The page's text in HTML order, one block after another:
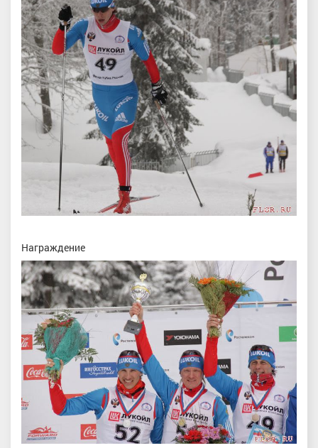
Награждение